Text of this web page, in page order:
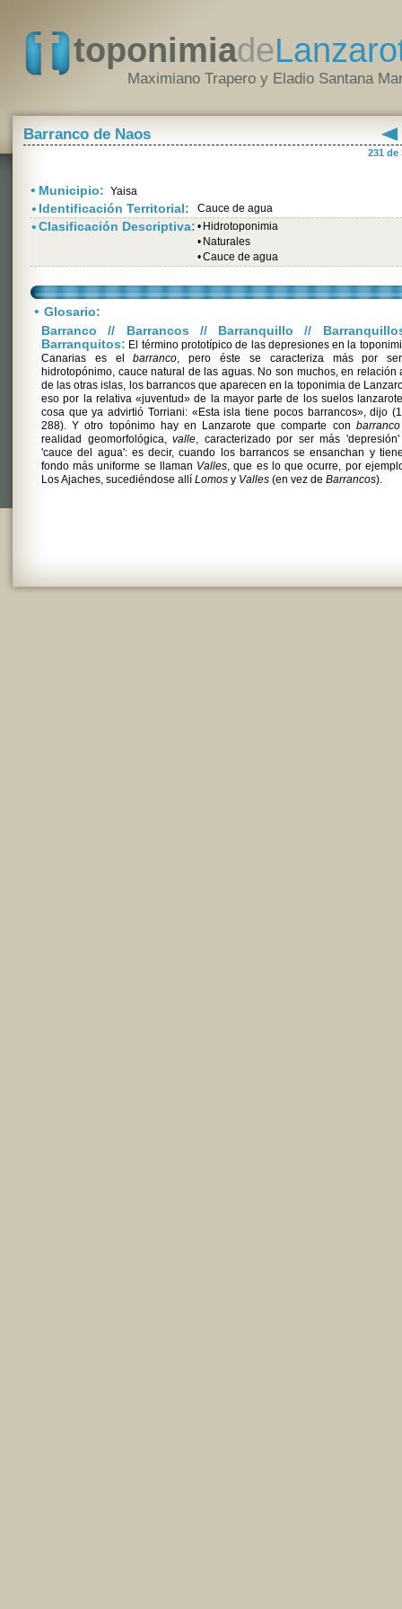
toponimiade
Maximiano Trapero y Eladio Santana
Barranco de Naos
231 de
• Municipio: Yaisa
• Identificación Territorial: Cauce de agua
•Clasificación Descriptiva: • Hidrotoponimia
• Naturales
•Cauce de agua
• Glosario:
Barranco // Barrancos // Barranquillo //
Barranquitos: El término prototípico de las depresiones en la
Canarias es elbarranco, pero éste se caracteriza más por
hidrotopónimo, cauce natural de las aguas. No son muchos, en relación
de las otras islas, los barrancos que aparecen en la toponimia de
eso por la relativa «juventud» de la mayor parte de los suelos
cosa que ya advirtió Torriani: «Esta isla tiene pocos barrancos», dijo
288). Y otro topónimo hay en Lanzarote que comparte con barranco
realidad geomorfológica, valle, caracterizado por ser más
'cauce del agua': es decir, cuando los barrancos se ensanchan y
fondo más uniforme se llaman Valles, que es lo que ocurre, por
Los Ajaches, sucediéndose allí Lomos y Valles (en vez de Barrancos).